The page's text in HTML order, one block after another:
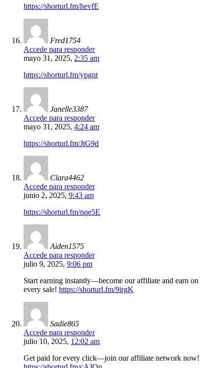
https://shorturl.fm/hevfE
Fred1754
Accede para responder
mayo 31, 2025, 2:35 am
https://shorturl.fm/ypgnt
Janelle3387
Accede para responder
mayo 31, 2025, 4:24 am
https://shorturl.fm/JtG9d
Clara4462
Accede para responder
junio 2, 2025, 9:43 am
https://shorturl.fm/nqe5E
Aiden1575
Accede para responder
julio 9, 2025, 9:06 pm
Start earning instantly—become our affiliate and earn on
every sale! https://shorturl.fm/9irgK
Sadie865
Accede para responder
julio 10, 2025, 12:02 am
Get paid for every click—join our affiliate network now!